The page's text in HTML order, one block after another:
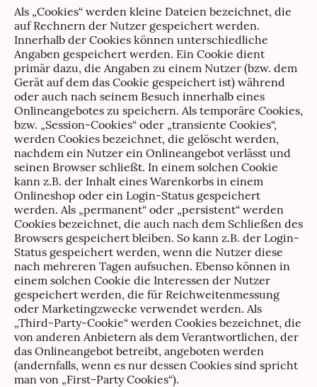
Als „Cookies“ werden kleine Dateien bezeichnet, die
auf Rechnern der Nutzer gespeichert werden.
Innerhalb der Cookies können unterschiedliche
Angaben gespeichert werden. Ein Cookie dient
primär dazu, die Angaben zu einem Nutzer (bzw. dem
Gerät auf dem das Cookie gespeichert ist) während
oder auch nach seinem Besuch innerhalb eines
Onlineangebotes zu speichern. Als temporäre Cookies,
bzw. „Session-Cookies“ oder „transiente Cookies“,
werden Cookies bezeichnet, die gelöscht werden,
nachdem ein Nutzer ein Onlineangebot verlässt und
seinen Browser schließt. In einem solchen Cookie
kann z.B. der Inhalt eines Warenkorbs in einem
Onlineshop oder ein Login-Status gespeichert
werden. Als „permanent“ oder „persistent“ werden
Cookies bezeichnet, die auch nach dem Schließen des
Browsers gespeichert bleiben. So kann z.B. der Login-
Status gespeichert werden, wenn die Nutzer diese
nach mehreren Tagen aufsuchen. Ebenso können in
einem solchen Cookie die Interessen der Nutzer
gespeichert werden, die für Reichweitenmessung
oder Marketingzwecke verwendet werden. Als
„Third-Party-Cookie“ werden Cookies bezeichnet, die
von anderen Anbietern als dem Verantwortlichen, der
das Onlineangebot betreibt, angeboten werden
(andernfalls, wenn es nur dessen Cookies sind spricht
man von „First-Party Cookies“).